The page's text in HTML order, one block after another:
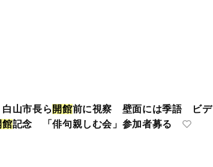
山市長ら 開館前に視察 壁面には季語 ビデ
館記念 「俳句親しむ会」参加者募る